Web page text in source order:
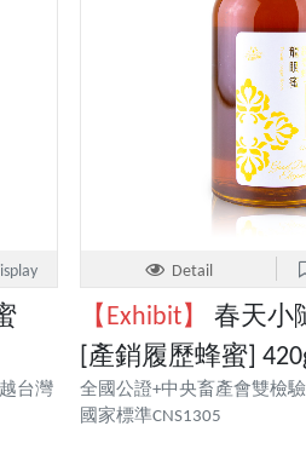
台灣
Detail
【Exhibit】
春天小
[產銷履歷蜂蜜]
全國公證+中央畜產會雙檢
國家標準CNS1305